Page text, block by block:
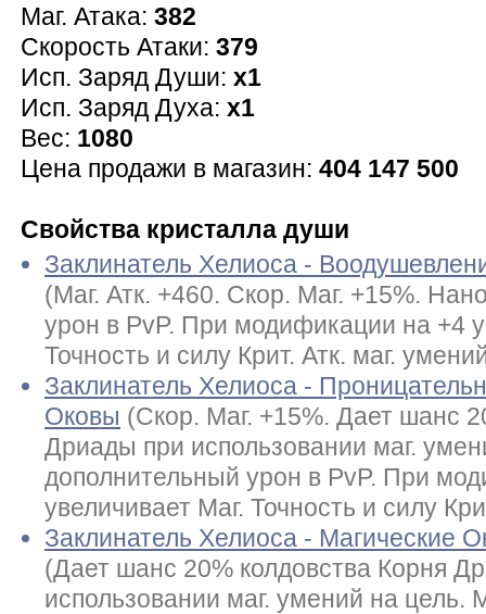
Маг. Атака: 382
Скорость Атаки: 379
Исп. Заряд Души: x1
Исп. Заряд Духа: x1
Вес: 1080
Цена продажи в магазин: 404 147 500
Свойства кристалла души
Заклинатель Хелиоса -
(Маг. Атк. +460. Скор. Маг. +15%.
урон в PvP. При модификации на +4
Точность и силу Крит. Атк. маг.
Заклинатель Хелиоса -
Оковы (Скор. Маг. +15%. Дает шанс
Дриады при использовании маг.
дополнительный урон в PvP. При
увеличивает Маг. Точность и силу
Заклинатель Хелиоса - Магические
(Дает шанс 20% колдовства Корня
использовании маг. умений на цель.